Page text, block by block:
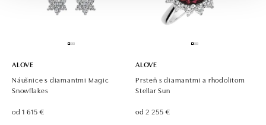
ALOVE
Náušnice s diamantmi Magic
Snowflakes
od 1 615 €
ALOVE
Prsteň s diamantmi a rhodolitom
Stellar Sun
od 2 255 €